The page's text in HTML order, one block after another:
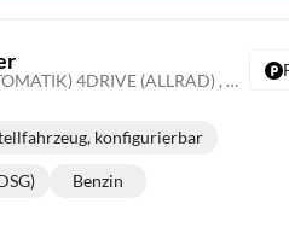
Basis 2.0 TSI 204PS DSG (AUTOMATIK) 4DRIVE (ALLRAD) , 5 Jahre Garantie, Elektr. Heckklappe, Dachreling, 18" Alu, Voll-LED-Scheinwerfer, 3Z-Climatronic, ACC/Tempomat, Digitales Cockpit, Full Link, Parksensoren v/h, Privacy-Glas, Multifunktions-Lederlenkrad, NSW
konfigurierbar
Kraftstoff:
Benzin